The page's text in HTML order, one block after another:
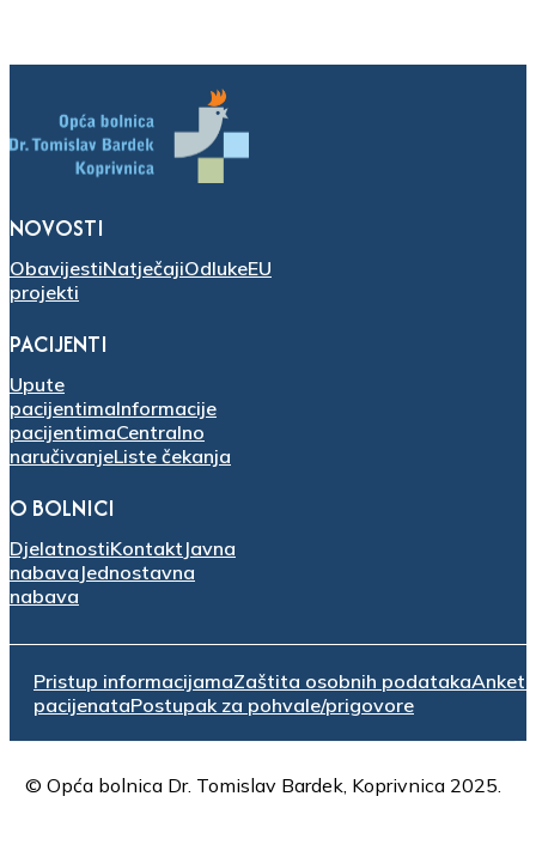
NOVOSTI
ObavijestiNatječajiOdlukeEU
projekti
PACIJENTI
Upute
pacijentimaInformacije
pacijentimaCentralno
naručivanjeListe čekanja
O BOLNICI
DjelatnostiKontakt Javna
nabava Jednostavna
nabava
Pristup informacijamaZaštita osobnih podatakaAnketa
pacijenataPostupak za pohvale/prigovore
© Opća bolnica Dr. Tomislav Bardek, Koprivnica 2025.